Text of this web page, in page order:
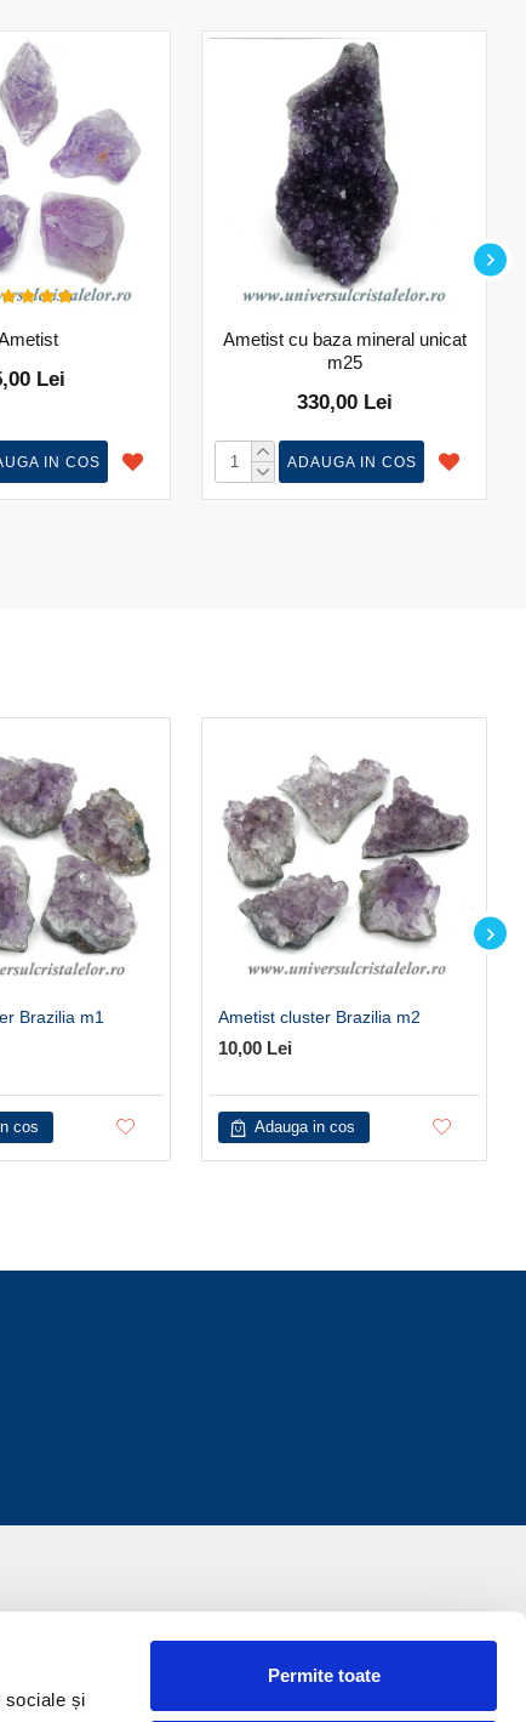
sociale și
Permite toate
Lei
IN COS
Ametist cu baza mineral unicat
m25
330,00 Lei
ADAUGA IN COS
Brazilia m1
cos
Ametist cluster Brazilia m2
10,00 Lei
Adauga in cos